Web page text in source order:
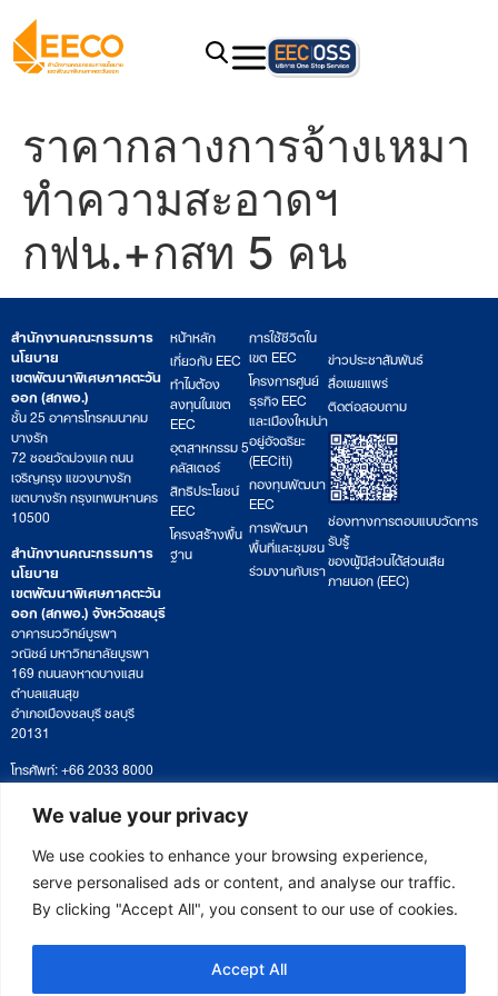
We value your privacy
We use cookies to enhance your browsing experience,
serve personalised ads or content, and analyse our traffic.
By clicking "Accept All", you consent to our use of cookies.
Accept All
ราคากลางการจ้างเหมา
ทำความสะอาดฯ
กฟน.+กสท 5 คน
สำนักงานคณะกรรมการ
นโยบาย
เขตพัฒนาพิเศษภาคตะวัน
ออก (สกพอ.)
ชั้น 25 อาคารโทรคมนาคม
บางรัก
72 ซอยวัดม่วงแค ถนน
เจริญกรุง แขวงบางรัก
เขตบางรัก กรุงเทพมหานคร
10500
สำนักงานคณะกรรมการ
นโยบาย
เขตพัฒนาพิเศษภาคตะวัน
ออก (สกพอ.) จังหวัดชลบุรี
อาคารนววิทย์บูรพา
วณิชย์ มหาวิทยาลัยบูรพา
169 ถนนลงหาดบางแสน
ตำบลแสนสุข
อำเภอเมืองชลบุรี ชลบุรี
20131
โทรศัพท์: +66 2033 8000
เวลาทำการ: จันทร์ – ศุกร์
09:00 – 17:00 น.
ติดตามหนังสือหรือยื่นเอกสาร
saraban@eeco.or.th
หน้าหลัก
เกี่ยวกับ EEC
ทำไมต้อง
ลงทุนในเขต
EEC
อุตสาหกรรม 5
คลัสเตอร์
สิทธิประโยชน์
EEC
โครงสร้างพื้น
ฐาน
การใช้ชีวิตใน
เขต EEC
โครงการศูนย์
ธุรกิจ EEC
และเมืองใหม่น่า
อยู่อัจฉริยะ
(EECiti)
กองทุนพัฒนา
EEC
การพัฒนา
พื้นที่และชุมชน
ร่วมงานกับเรา
ข่าวประชาสัมพันธ์
สื่อเผยแพร่
ติดต่อสอบถาม
ช่องทางการตอบแบบวัดการ
รับรู้
ของผู้มีส่วนได้ส่วนเสีย
ภายนอก (EEC)
Copyright © 2025 Eastern Economic Corridor Office (EECO)